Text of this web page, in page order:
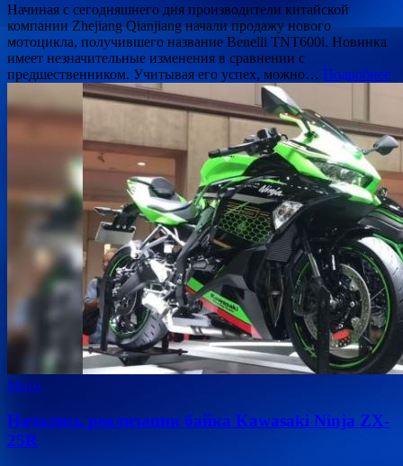
Начиная с сегодняшнего дня производители китайской
компании Zhejiang Qianjiang начали продажу нового
мотоцикла, получившего название Benelli TNT600i. Новинка
имеет незначительные изменения в сравнении с
предшественником. Учитывая его успех, можно… Подробнее
Мото
Начались реализации байка Kawasaki Ninja ZX-
25R